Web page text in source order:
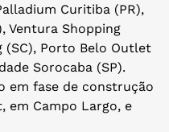
Curitiba (PR),
Ventura Shopping
(SC), Porto Belo Outlet
Sorocaba (SP).
em fase de construção
em Campo Largo, e